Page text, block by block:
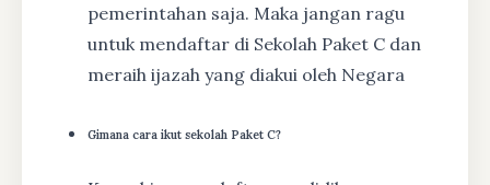
pemerintahan saja. Maka jangan ragu
untuk mendaftar di Sekolah Paket C dan
meraih ijazah yang diakui oleh Negara
Gimana cara ikut sekolah Paket C?